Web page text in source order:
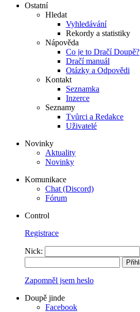
Ostatní
Hledat
Vyhledávání
Rekordy a statistiky
Nápověda
Co je to Dračí Doupě?
Dračí manuál
Otázky a Odpovědi
Kontakt
Seznamka
Inzerce
Seznamy
Tvůrci a Redakce
Uživatelé
Novinky
Aktuality
Novinky
Komunikace
Chat (Discord)
Fórum
Control
Registrace
Nick:
Zapomněl jsem heslo
Doupě jinde
Facebook